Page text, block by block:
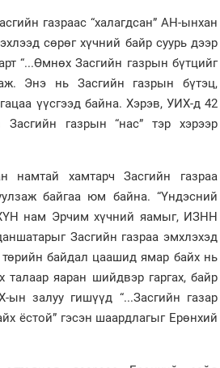
газраас “халагдсан” АН-ынхан
сөрөг хүчний байр суурь дээр
“...Өмнөх Засгийн газрын бүтцийг
Энэ нь Засгийн газрын бүтэц,
үүсгээд байна. Хэрэв, УИХ-д 42
газрын “нас” тэр хэрээр
намтай хамтарч Засгийн газраа
байгаа юм байна. “Үндэсний
нам Эрчим хүчний яамыг, ИЗНН
Засгийн газраа эмхлэхэд
төрийн байдал цаашид ямар байх нь
талаар яаран шийдвэр гаргах, байр
залуу гишүүд “...Засгийн газар
ёстой” гэсэн шаардлагыг Ерөнхий